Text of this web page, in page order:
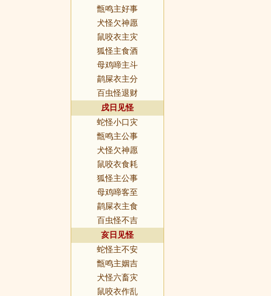
甑鸣主好事
犬怪欠神愿
鼠咬衣主灾
狐怪主食酒
母鸡啼主斗
鹋屎衣主分
百虫怪退财
戌日见怪
蛇怪小口灾
甑鸣主公事
犬怪欠神愿
鼠咬衣食耗
狐怪主公事
母鸡啼客至
鹋屎衣主食
百虫怪不吉
亥日见怪
蛇怪主不安
甑鸣主姻吉
犬怪六畜灾
鼠咬衣作乱